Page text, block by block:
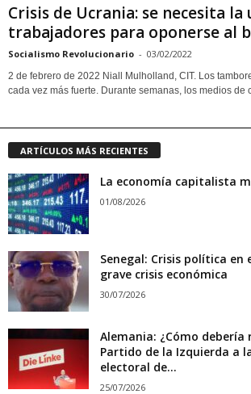
Crisis de Ucrania: se necesita la
trabajadores para oponerse al
Socialismo Revolucionario - 03/02/2022
2 de febrero de 2022 Niall Mulholland, CIT. Los
cada vez más fuerte. Durante semanas, los medios de
ARTÍCULOS MÁS RECIENTES
La economía capitalista
01/08/2026
Senegal: Crisis política en
grave crisis económica
30/07/2026
Alemania: ¿Cómo debería
Partido de la Izquierda a
electoral de...
25/07/2026